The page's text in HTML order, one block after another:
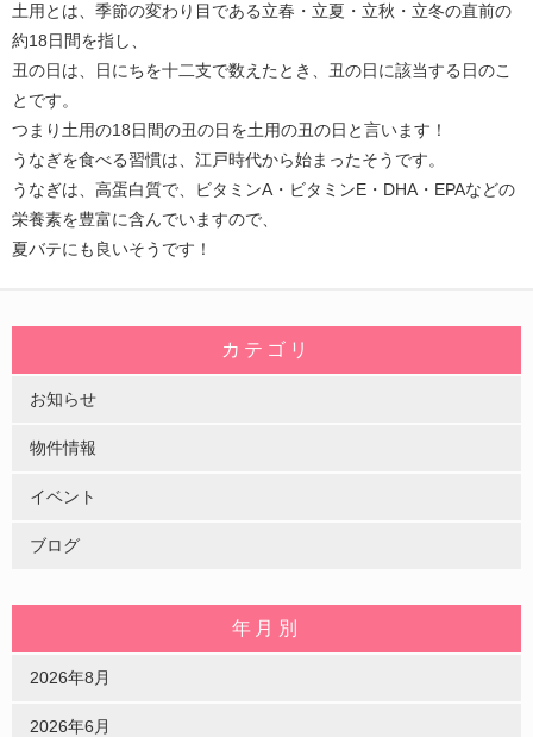
土用とは、季節の変わり目である立春・立夏・立秋・立冬の直前の
約18日間を指し、
丑の日は、日にちを十二支で数えたとき、丑の日に該当する日のこ
とです。
つまり土用の18日間の丑の日を土用の丑の日と言います！
うなぎを食べる習慣は、江戸時代から始まったそうです。
うなぎは、高蛋白質で、ビタミンA・ビタミンE・DHA・EPAなどの
栄養素を豊富に含んでいますので、
夏バテにも良いそうです！
カテゴリ
お知らせ
物件情報
イベント
ブログ
年月別
2026年8月
2026年6月